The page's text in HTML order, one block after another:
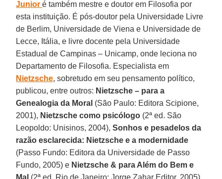
Junior é também mestre e doutor em Filosofia por
esta instituição. É pós-doutor pela Universidade Livre
de Berlim, Universidade de Viena e Universidade de
Lecce, Itália, e livre docente pela Universidade
Estadual de Campinas – Unicamp, onde leciona no
Departamento de Filosofia. Especialista em
Nietzsche, sobretudo em seu pensamento político,
publicou, entre outros: Nietzsche – para a
Genealogia da Moral (São Paulo: Editora Scipione,
2001), Nietzsche como psicólogo (2ª ed. São
Leopoldo: Unisinos, 2004),Sonhos e pesadelos da
razão esclarecida: Nietzsche e a modernidade
(Passo Fundo: Editora da Universidade de Passo
Fundo, 2005) e Nietzsche & para Além do Bem e
Mal (2ª ed. Rio de Janeiro: Jorge Zahar Editor, 2005).